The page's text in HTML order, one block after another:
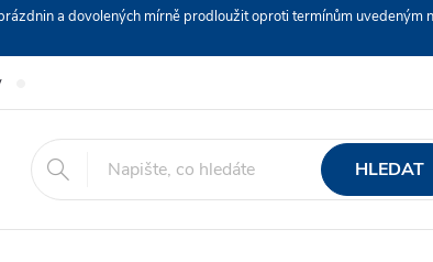
a dovolených mírně prodloužit oproti termínům uvedeným
HLEDAT